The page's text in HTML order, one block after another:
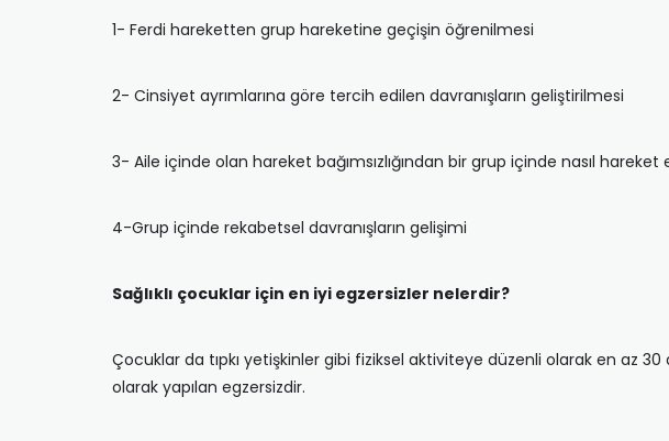
1- Ferdi hareketten grup hareketine geçişin öğrenilmesi
2- Cinsiyet ayrımlarına göre tercih edilen davranışların geliştirilmesi
3- Aile içinde olan hareket bağımsızlığından bir grup içinde nasıl
4-Grup içinde rekabetsel davranışların gelişimi
Sağlıklı çocuklar için en iyi egzersizler nelerdir?
Çocuklar da tıpkı yetişkinler gibi fiziksel aktiviteye düzenli olarak en az
olarak yapılan egzersizdir.